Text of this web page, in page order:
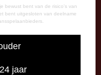
bewust bent van de risico's van
bent uitgesloten van deelname
jaar